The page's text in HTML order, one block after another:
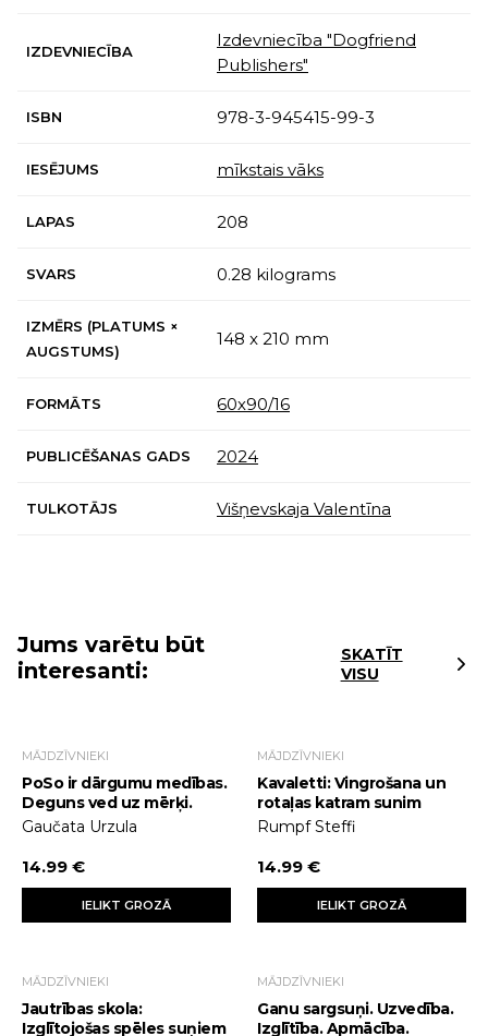
IZDEVNIECĪBA
Izdevniecība "Dogfriend
Publishers"
ISBN 978-3-945415-99-3
IESĒJUMS mīkstais vāks
LAPAS 208
SVARS 0.28 kilograms
IZMĒRS (PLATUMS ×
AUGSTUMS)
148 x 210 mm
FORMĀTS 60х90/16
PUBLICĒŠANAS GADS 2024
TULKOTĀJS Višņevskaja Valentīna
Jums varētu būt
interesanti:
SKATĪT
VISU
MĀJDZĪVNIEKI
PoSo ir dārgumu medības.
Deguns ved uz mērķi.
Gaučata Urzula
14.99 €
IELIKT GROZĀ
MĀJDZĪVNIEKI
Kavaletti: Vingrošana un
rotaļas katram sunim
Rumpf Steffi
14.99 €
IELIKT GROZĀ
MĀJDZĪVNIEKI
Jautrības skola:
Izglītojošas spēles suņiem
MĀJDZĪVNIEKI
Ganu sargsuņi. Uzvedība.
Izglītība. Apmācība.